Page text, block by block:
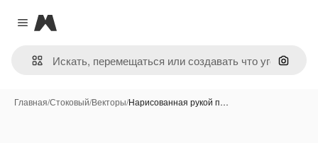
Close menu
Magnific
Поиск
Главная/Стоковый/Векторы/Нарисованная рукой п…